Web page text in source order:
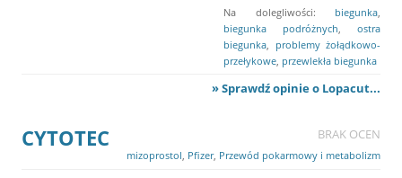
Na dolegliwości: biegunka
biegunka podróżnych
ostra
biegunka
problemy żołądkowo-
przełykowe przewlekła biegunka
» Sprawdź opinie o Lopacut...
CYTOTEC BRAK OCEN
mizoprostol Pfizer, Przewód pokarmowy i metabolizm